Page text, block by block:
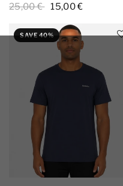
25,00 € 15,00 €
SAVE 40%